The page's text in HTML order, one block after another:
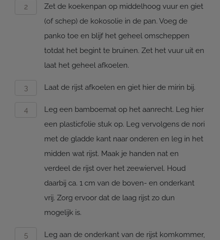
Zet de koekenpan op middelhoog vuur en giet
(of schep) de kokosolie in de pan. Voeg de
panko toe en blijf het geheel omscheppen
totdat het begint te bruinen. Zet het vuur uit en
laat het geheel afkoelen.
Laat de rijst afkoelen en giet hier de mirin bij.
Leg een bamboemat op het aanrecht. Leg hier
een plasticfolie stuk op. Leg vervolgens de nori
met de gladde kant naar onderen en leg in het
midden wat rijst. Maak je handen nat en
verdeel de rijst over het zeewiervel. Houd
daarbij ca. 1 cm van de boven- en onderkant
vrij. Zorg ervoor dat de laag rijst zo dun
mogelijk is.
Leg aan de onderkant van de rijst komkommer,